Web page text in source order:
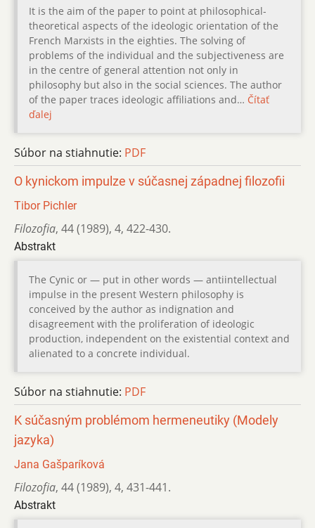
It is the aim of the paper to point at philosophical-
theoretical aspects of the ideologic orientation of the
French Marxists in the eighties. The solving of
problems of the individual and the subjectiveness are
in the centre of general attention not only in
philosophy but also in the social sciences. The author
of the paper traces ideologic affiliations and… Čítať
ďalej
Súbor na stiahnutie: PDF
O kynickom impulze v súčasnej západnej filozofii
Tibor Pichler
Filozofia, 44 (1989), 4, 422-430.
Abstrakt
The Cynic or — put in other words — antiintellectual
impulse in the present Western philosophy is
conceived by the author as indignation and
disagreement with the proliferation of ideologic
production, independent on the existential context and
alienated to a concrete individual.
Súbor na stiahnutie: PDF
K súčasným problémom hermeneutiky (Modely
jazyka)
Jana Gašparíková
Filozofia, 44 (1989), 4, 431-441.
Abstrakt